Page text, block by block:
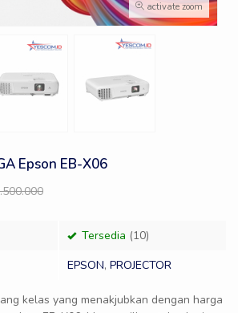
activate zoom
Epson EB-X06
Tersedia (10)
EPSON, PROJECTOR
kelas yang menakjubkan dengan harga